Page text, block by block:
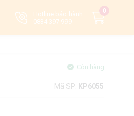
Hotline bảo hành:
0834 397 999
0
Còn hàng
Mã SP: KP6055